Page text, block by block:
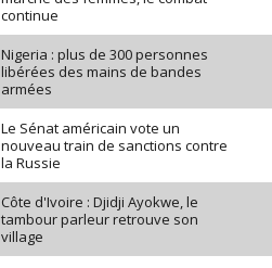
continue
Nigeria : plus de 300 personnes
libérées des mains de bandes
armées
Le Sénat américain vote un
nouveau train de sanctions contre
la Russie
Côte d'Ivoire : Djidji Ayokwe, le
tambour parleur retrouve son
village